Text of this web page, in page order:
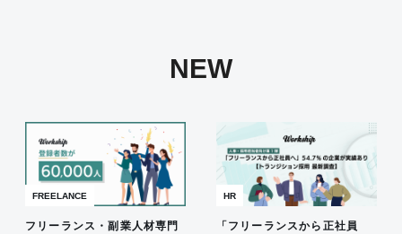
NEW
FREELANCE
フリーランス・副業人材専門
HR
「フリーランスから正社員